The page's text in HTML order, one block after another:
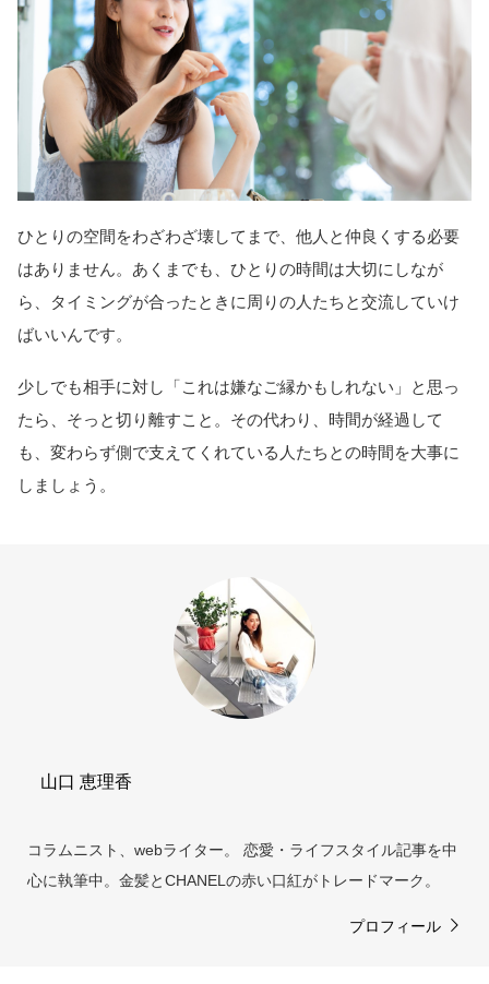
ひとりの空間をわざわざ壊してまで、他人と仲良くする必要
はありません。あくまでも、ひとりの時間は大切にしなが
ら、タイミングが合ったときに周りの人たちと交流していけ
ばいいんです。
少しでも相手に対し「これは嫌なご縁かもしれない」と思っ
たら、そっと切り離すこと。その代わり、時間が経過して
も、変わらず側で支えてくれている人たちとの時間を大事に
しましょう。
山口 恵理香
コラムニスト、webライター。 恋愛・ライフスタイル記事を中
心に執筆中。金髪とCHANELの赤い口紅がトレードマーク。
プロフィール